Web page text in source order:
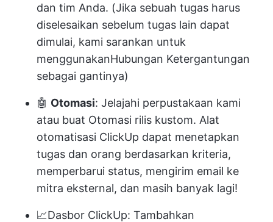
dan tim Anda. (Jika sebuah tugas harus
diselesaikan sebelum tugas lain dapat
dimulai, kami sarankan untuk
menggunakanHubungan Ketergantungan
sebagai gantinya)
🤖 Otomasi: Jelajahi perpustakaan kami
atau buat Otomasi rilis kustom. Alat
otomatisasi ClickUp dapat menetapkan
tugas dan orang berdasarkan kriteria,
memperbarui status, mengirim email ke
mitra eksternal, dan masih banyak lagi!
📈Dasbor ClickUp: Tambahkan